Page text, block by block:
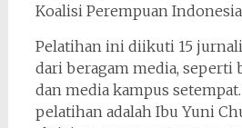
Koalisi Perempuan
Pelatihan ini diikuti 15
dari beragam media, seperti
dan media kampus
pelatihan adalah Ibu Yuni